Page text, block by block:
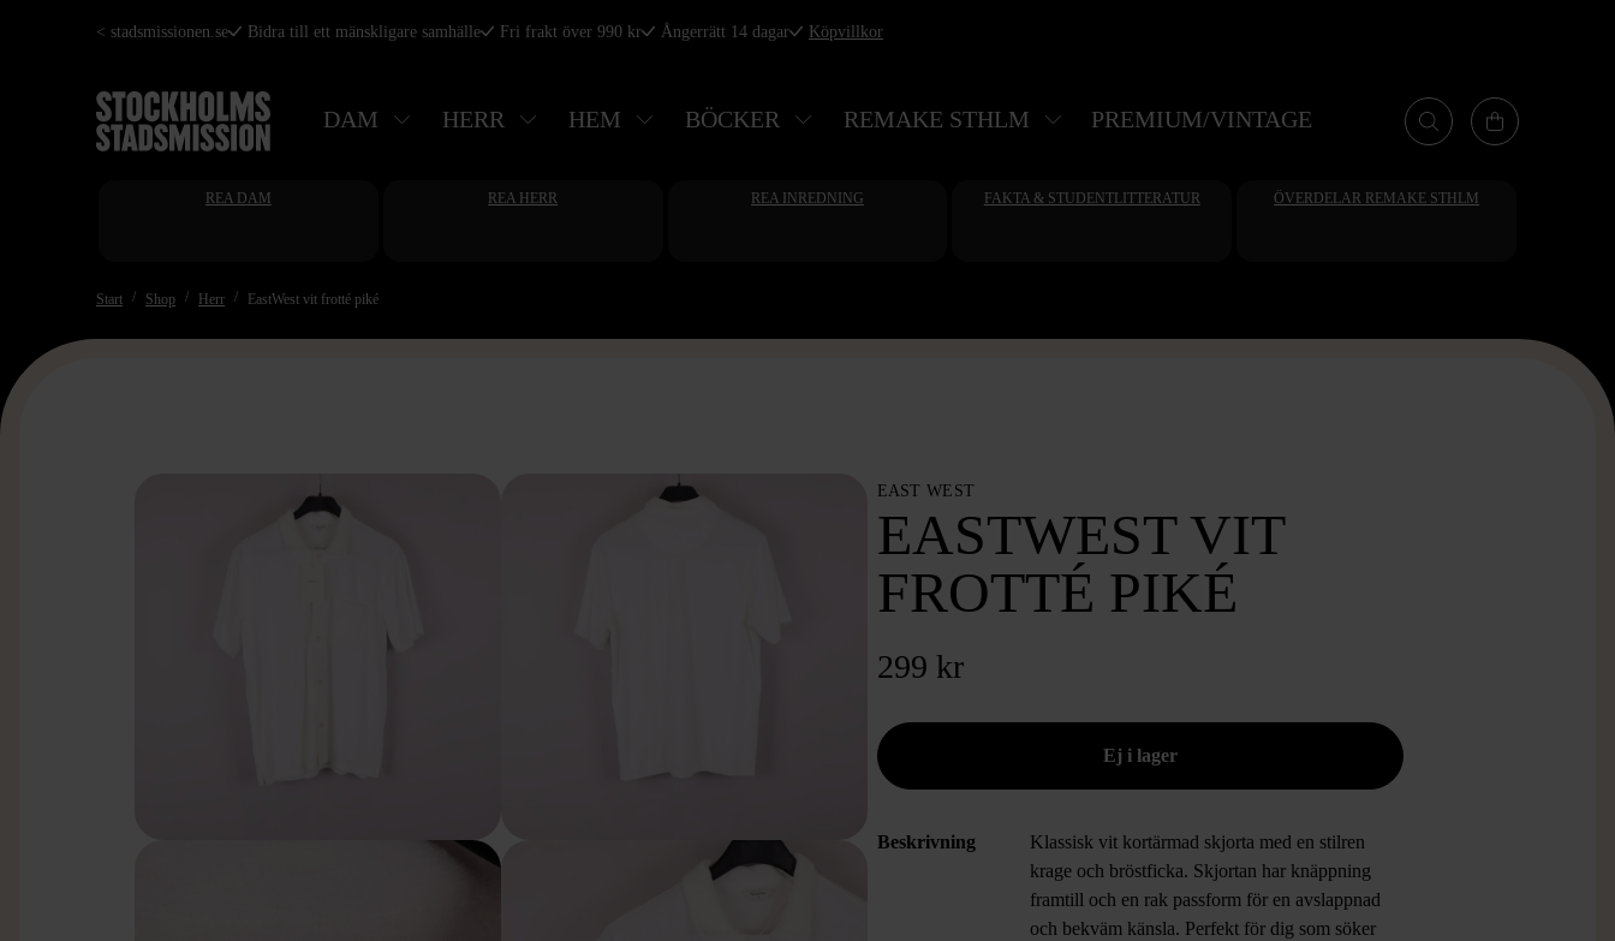
Hoppa
huvudinnehåll
< stadsmissionen.se Bidra till ett mänskligare samhälle Fri frakt över 990 kr Ångerrätt 14 dagar Köpvillkor
DAM HERR HEM BÖCKER REMAKE STHLM PREMIUM/VINTAGE
REA DAM REA HERR REA INREDNING FAKTA & STUDENTLITTERATUR ÖVERDELAR REMAKE STHLM
Start Shop Herr EastWest vit frotté piké
EAST WEST
EASTWEST VIT
FROTTÉ PIKÉ
299 kr
Beskrivning
Klassisk vit kortärmad skjorta med en stilren
krage och bröstficka. Skjortan har knäppning
framtill och en rak passform för en avslappnad
och bekväm känsla. Perfekt för dig som söker